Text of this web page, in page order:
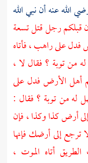
الله عنه أن نبي الله
قبلكم رجل قتل تسعة
على راهب ، فأتاه
من توبة ؟ فقال لا ،
أهل الأرض فدل على
له من توبة ؟ فقال :
أرض كذا وكذا ، فإن
ترجع إلى أرضك فإنها
أتاه الموت ،